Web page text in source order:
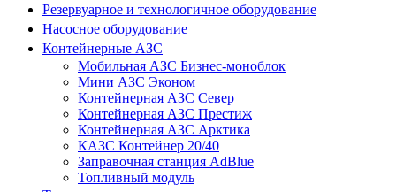
Резервуарное и технологичное оборудование
Насосное оборудование
Контейнерные АЗС
Мобильная АЗС Бизнес-моноблок
Мини АЗС Эконом
Контейнерная АЗС Север
Контейнерная АЗС Престиж
Контейнерная АЗС Арктика
КАЗС Контейнер 20/40
Заправочная станция AdBlue
Топливный модуль